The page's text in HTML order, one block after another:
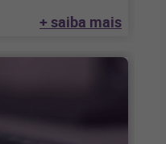
+ saiba mais